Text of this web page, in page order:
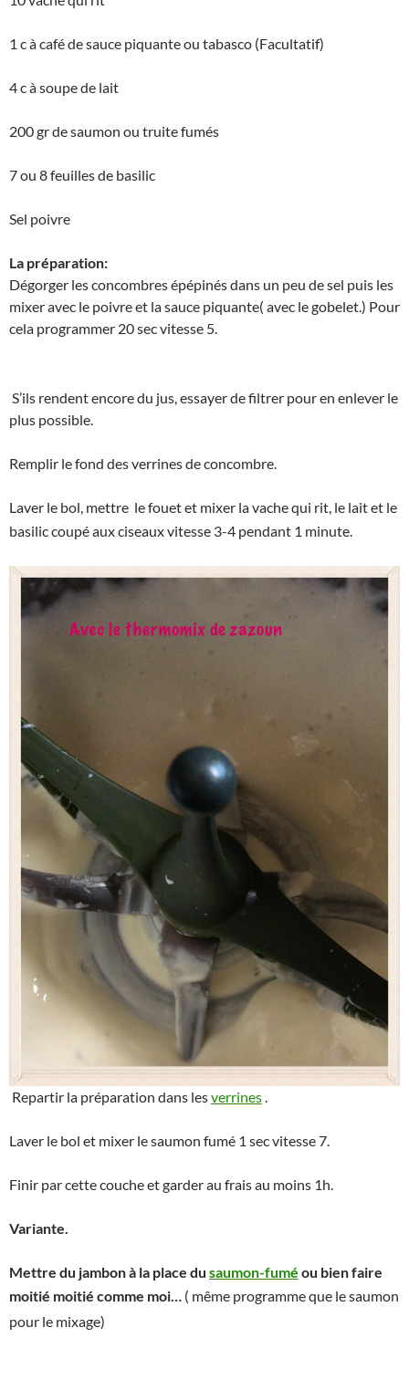
1 c à café de sauce piquante ou tabasco (Facultatif)
4 c à soupe de lait
200 gr de saumon ou truite fumés
7 ou 8 feuilles de basilic
Sel poivre
La préparation:
Dégorger les concombres épépinés dans un peu de sel puis les
mixer avec le poivre et la sauce piquante( avec le gobelet.) Pour
cela programmer 20 sec vitesse 5.
S’ils rendent encore du jus, essayer de filtrer pour en enlever le
plus possible.
Remplir le fond des verrines de concombre.
Laver le bol, mettre le fouet et mixer la vache qui rit, le lait et le
basilic coupé aux ciseaux vitesse 3-4 pendant 1 minute.
Repartir la préparation dans lesverrines.
Laver le bol et mixer le saumon fumé 1 sec vitesse 7.
Finir par cette couche et garder au frais au moins 1h.
Variante.
Mettre du jambon à la place du saumon-fumé ou bien faire
moitié moitié comme moi… ( même programme que le saumon
pour le mixage)